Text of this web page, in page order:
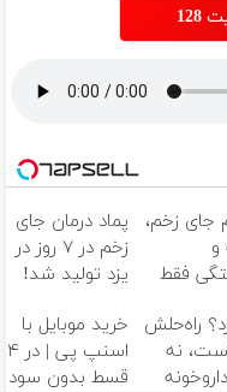
جای زخم،
و
فقط
پماد درمان جای
زخم در ۷ روز در
یزد تولید شد!
راه‌حلش
نه
خرید موبایل با
اسنپ پی | در ۴
قسط بدون سود